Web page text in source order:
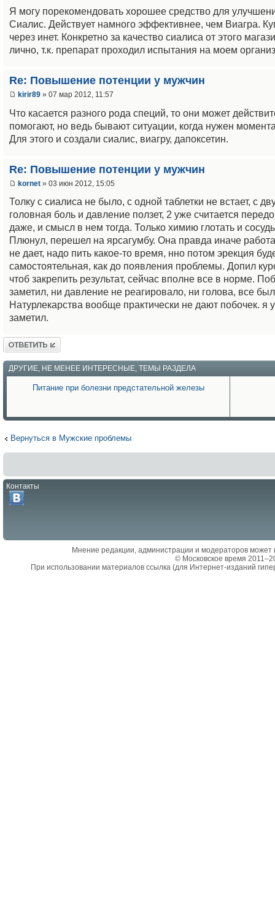
Я могу порекомендовать хорошее средство для
Сиалис. Действует намного эффективнее, чем Виагра.
через инет. Конкретно за качество сиалиса от этого
лично, т.к. препарат проходил испытания на моем
Re: Повышение потенции у мужчин
kirir89 » 07 мар 2012, 11:57
Что касается разного рода специй, то они может
помогают, но ведь бывают ситуации, когда нужен
Для этого и создали сиалис, виагру, дапоксетин.
Re: Повышение потенции у мужчин
kornet » 03 июн 2012, 15:05
Толку с сиалиса не было, с одной таблетки не встает, с
головная боль и давление ползет, 2 уже считается
даже, и смысл в нем тогда. Только химию глотать и
Плюнул, перешел на ярсагумбу. Она правда иначе
не дает, надо пить какое-то время, нно потом эрекция
самостоятельная, как до появления проблемы. Допил
чтоб закрепить результат, сейчас вполне все в норме.
заметил, ни давление не реагировало, ни голова, все
Натурлекарства вообще практически не дают побочек. я
заметил.
Ответить
ДРУГИЕ, НЕ МЕНЕЕ ИНТЕРЕСНЫЕ, ТЕМЫ РАЗДЕЛА
Питание при болезни предстательной железы
Вернуться в Мужские проблемы
Контакты
Мнение редакции, администрации и модераторов может
© Московское время
При использовании материалов ссылка (для Интернет-изданий